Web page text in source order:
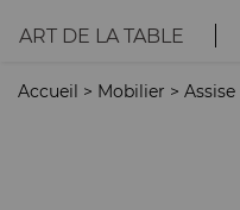
ART DE LA TABLE
Accueil > Mobilier > Assise